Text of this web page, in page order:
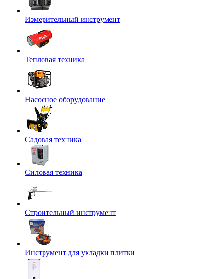
Измерительный инструмент
Тепловая техника
Насосное оборудование
Садовая техника
Силовая техника
Строительный инструмент
Инструмент для укладки плитки